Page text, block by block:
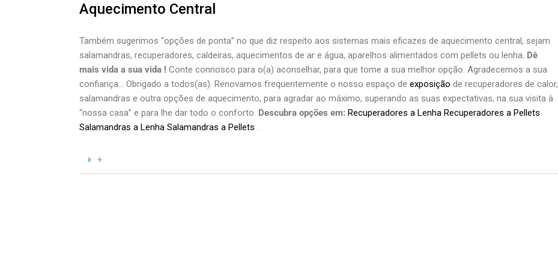
Aquecimento Central
Também sugerimos “opções de ponta” no que diz respeito aos sistemas mais eficazes de aquecimento central, sejam
salamandras, recuperadores, caldeiras, aquecimentos de ar e água, aparelhos alimentados com pellets ou lenha. Dê
mais vida a sua vida ! Conte connosco para o(a) aconselhar, para que tome a sua melhor opção. Agradecemos a sua
confiança… Obrigado a todos(as). Renovamos frequentemente o nosso espaço de exposição de recuperadores de calor,
salamandras e outra opções de aquecimento, para agradar ao máximo, superando as suas expectativas, na sua visita à
“nossa casa” e para lhe dar todo o conforto. Descubra opções em: Recuperadores a Lenha Recuperadores a Pellets
Salamandras a Lenha Salamandras a Pellets .
+